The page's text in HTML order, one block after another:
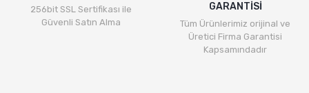
256bit SSL Sertifikası ile
Güvenli Satın Alma
GARANTİSİ
Tüm Ürünlerimiz orijinal ve
Üretici Firma Garantisi
Kapsamındadır